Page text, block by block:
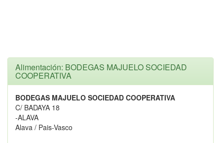
Alimentación: BODEGAS MAJUELO SOCIEDAD
COOPERATIVA
BODEGAS MAJUELO SOCIEDAD COOPERATIVA
C/ BADAYA 18
-ALAVA
Alava / Pais-Vasco